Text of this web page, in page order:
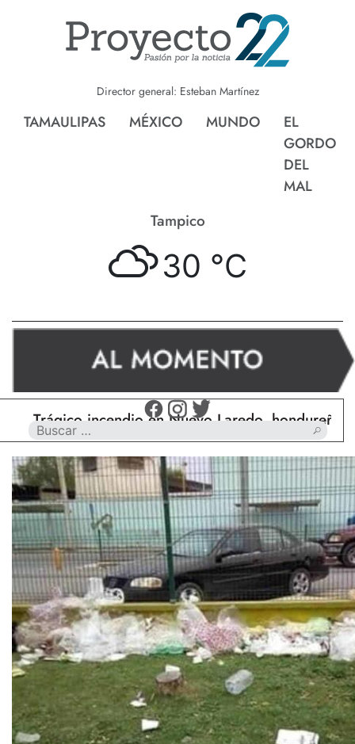
Director general: Esteban Martínez
TAMAULIPAS MÉXICO MUNDO
EL
GORDO
DEL
MAL
Tampico
30 °C
incendio en Nuevo Laredo, hondureño muere